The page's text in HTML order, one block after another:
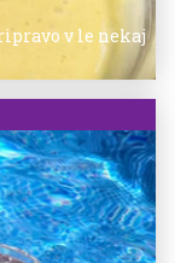
v le nekaj